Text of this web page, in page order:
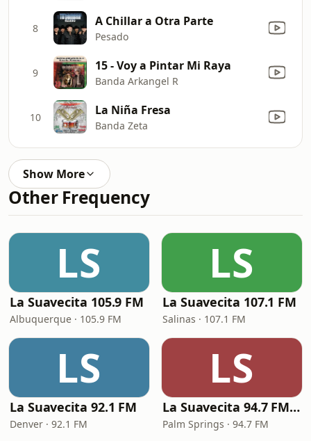
8 A Chillar a Otra Parte
Pesado
9 15 - Voy a Pintar Mi Raya
Banda Arkangel R
10 La Niña Fresa
Banda Zeta
Show More
Other Frequency
LS
La Suavecita 105.9 FM
Albuquerque · 105.9 FM
LS
La Suavecita 107.1 FM
Salinas · 107.1 FM
LS
La Suavecita 92.1 FM
Denver · 92.1 FM
LS
La Suavecita 94.7 FM Palm Springs
Palm Springs · 94.7 FM